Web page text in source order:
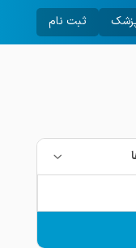
ثبت نام